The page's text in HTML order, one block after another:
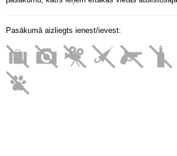
Pasākumā aizliegts ienest/ievest: